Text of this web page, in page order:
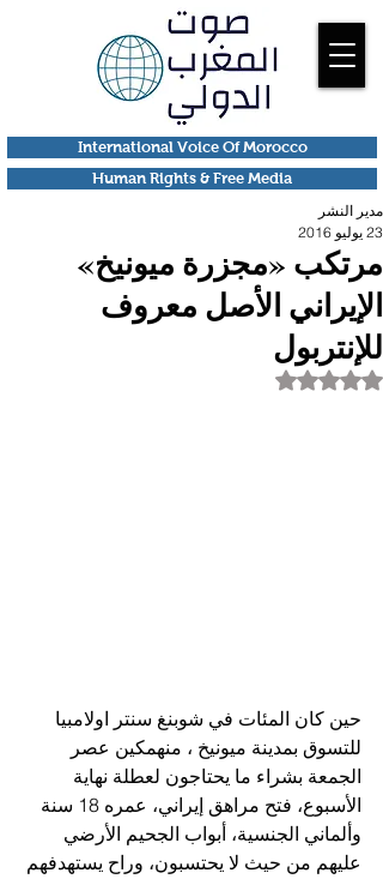
Human Rights & Free Media
International Voice Of Morocco
مرتكب «مجزرة ميونيخ»
الإيراني الأصل معروف
للإنتربول
مدير النشر
23 يوليو 2016
تم التقييم بـ ليس رقمًا من أصل 5 نجوم.
حين كان المئات في شوبنغ سنتر اولامبيا
للتسوق بمدينة ميونيخ ، منهمكين عصر
الجمعة بشراء ما يحتاجون لعطلة نهاية
الأسبوع، فتح مراهق إيراني، عمره 18 سنة
وألماني الجنسية، أبواب الجحيم الأرضي
عليهم من حيث لا يحتسبون، وراح يستهدفهم